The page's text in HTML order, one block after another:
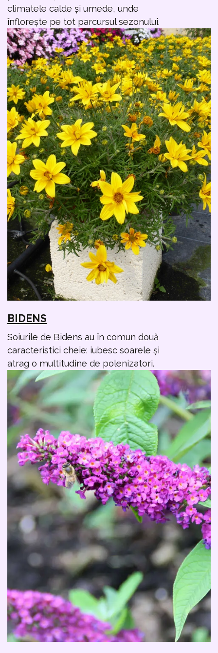
climatele calde și umede, unde
înflorește pe tot parcursul sezonului.
BIDENS
Soiurile de Bidens au în comun două
caracteristici cheie: iubesc soarele și
atrag o multitudine de polenizatori.